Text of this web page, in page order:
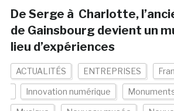
De Serge à Charlotte,
de Gainsbourg devient un
lieu d’expériences
ACTUALITÉS ENTREPRISES
Innovation numérique